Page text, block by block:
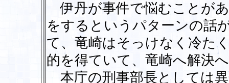
伊丹が事件で悩むことが
をするというパターンの話
て、竜崎はそっけなく冷た
的を得ていて、竜崎へ解決
本庁の刑事部長としては